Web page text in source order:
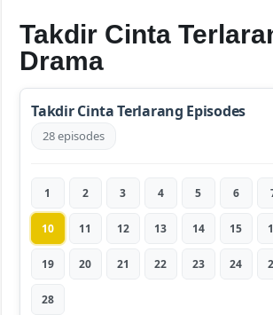
Takdir Cinta
Drama
Takdir Cinta Terlarang Episodes
28 episodes
1 2 3 4 5 6
10 11 12 13 14 15
19 20 21 22 23 24
28